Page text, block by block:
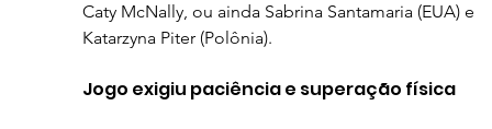
Caty McNally, ou ainda Sabrina Santamaria (EUA) e
Katarzyna Piter (Polônia).
Jogo exigiu paciência e superação física